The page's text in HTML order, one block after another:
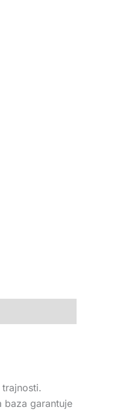
baza garantuje